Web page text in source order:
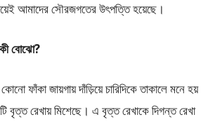
আমাদের সৌরজগতের উৎপত্তি হয়েছে।
বোঝো?
ফাঁকা জায়গায় দাঁড়িয়ে চারিদিকে তাকালে মনে হয়
রেখায় মিশেছে। এ বৃত্ত রেখাকে দিগন্ত রেখা